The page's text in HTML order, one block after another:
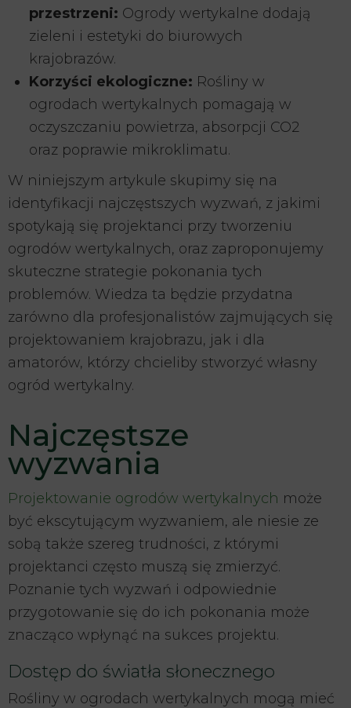
przestrzeni: Ogrody wertykalne dodają
zieleni i estetyki do biurowych
krajobrazów.
Korzyści ekologiczne: Rośliny w
ogrodach wertykalnych pomagają w
oczyszczaniu powietrza, absorpcji CO2
oraz poprawie mikroklimatu.
W niniejszym artykule skupimy się na
identyfikacji najczęstszych wyzwań, z jakimi
spotykają się projektanci przy tworzeniu
ogrodów wertykalnych, oraz zaproponujemy
skuteczne strategie pokonania tych
problemów. Wiedza ta będzie przydatna
zarówno dla profesjonalistów zajmujących się
projektowaniem krajobrazu, jak i dla
amatorów, którzy chcieliby stworzyć własny
ogród wertykalny.
Najczęstsze
wyzwania
Projektowanie ogrodów wertykalnych może
być ekscytującym wyzwaniem, ale niesie ze
sobą także szereg trudności, z którymi
projektanci często muszą się zmierzyć.
Poznanie tych wyzwań i odpowiednie
przygotowanie się do ich pokonania może
znacząco wpłynąć na sukces projektu.
Dostęp do światła słonecznego
Rośliny w ogrodach wertykalnych mogą mieć